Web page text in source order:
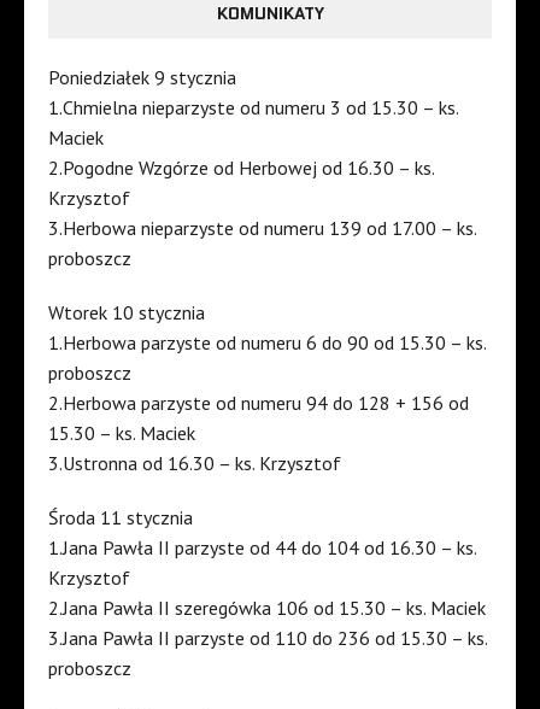
KOMUNIKATY
Poniedziałek 9 stycznia
1.Chmielna nieparzyste od numeru 3 od 15.30 – ks.
Maciek
2.Pogodne Wzgórze od Herbowej od 16.30 – ks.
Krzysztof
3.Herbowa nieparzyste od numeru 139 od 17.00 – ks.
proboszcz
Wtorek 10 stycznia
1.Herbowa parzyste od numeru 6 do 90 od 15.30 – ks.
proboszcz
2.Herbowa parzyste od numeru 94 do 128 + 156 od
15.30 – ks. Maciek
3.Ustronna od 16.30 – ks. Krzysztof
Środa 11 stycznia
1.Jana Pawła II parzyste od 44 do 104 od 16.30 – ks.
Krzysztof
2.Jana Pawła II szeregówka 106 od 15.30 – ks. Maciek
3.Jana Pawła II parzyste od 110 do 236 od 15.30 – ks.
proboszcz